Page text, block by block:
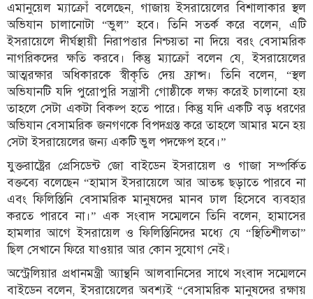
এমানুয়েল ম্যাক্রোঁ বলেছেন, গাজায় ইসরায়েলের বিশালাকার স্থল
অভিযান চালানোটা “ভুল” হবে। তিনি সতর্ক করে বলেন, এটি
ইসরায়েলে দীর্ঘস্থায়ী নিরাপত্তার নিশ্চয়তা না দিয়ে বরং বেসামরিক
নাগরিকদের ক্ষতি করবে। কিন্তু ম্যাক্রোঁ বলেন যে, ইসরায়েলের
আত্মরক্ষার অধিকারকে স্বীকৃতি দেয় ফ্রান্স। তিনি বলেন, “স্থল
অভিযানটি যদি পুরোপুরি সন্ত্রাসী গোষ্ঠীকে লক্ষ্য করেই চালানো হয়
তাহলে সেটা একটা বিকল্প হতে পারে। কিন্তু যদি একটি বড় ধরণের
অভিযান বেসামরিক জনগণকে বিপদগ্রস্ত করে তাহলে আমার মনে হয়
সেটা ইসরায়েলের জন্য একটি ভুল পদক্ষেপ হবে।”
যুক্তরাষ্ট্রের প্রেসিডেন্ট জো বাইডেন ইসরায়েল ও গাজা সম্পর্কিত
বক্তব্যে বলেছেন “হামাস ইসরায়েলে আর আতঙ্ক ছড়াতে পারবে না
এবং ফিলিস্তিনি বেসামরিক মানুষদের মানব ঢাল হিসেবে ব্যবহার
করতে পারবে না।” এক সংবাদ সম্মেলনে তিনি বলেন, হামাসের
হামলার আগে ইসরায়েল ও ফিলিস্তিনিদের মধ্যে যে “স্থিতিশীলতা”
ছিল সেখানে ফিরে যাওয়ার আর কোন সুযোগ নেই।
অস্ট্রেলিয়ার প্রধানমন্ত্রী অ্যান্থনি আলবানিসের সাথে সংবাদ সম্মেলনে
বাইডেন বলেন, ইসরায়েলের অবশ্যই “বেসামরিক মানুষদের রক্ষায়